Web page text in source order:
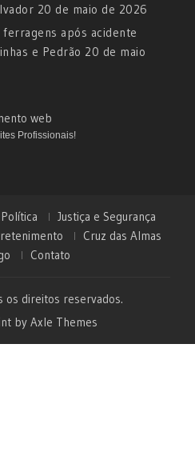
20 de maio de 2026
após acidente
e Pedrão 20 de maio
Profissionais!
Política
Justiça e Segurança
Cruz das Almas
Contato
os direitos reservados.
by Axle Themes